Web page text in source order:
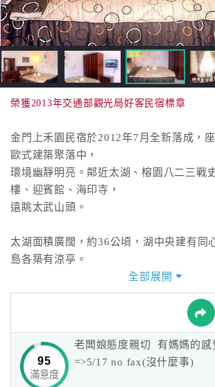
直
接
跟
飯
店
訂
HOT
特
色
民
球
網
榮獲2013年交通部觀光局好客民宿標章
金門上禾園民宿於2012年7月全新落成，
歐式建築聚落中，
環境幽靜明亮。鄰近太湖、榕園八二三戰
樓、迎賓館、海印寺，
遠眺太武山頭。
太湖面積廣闊，約36公頃，湖中央建有同
島各築有涼亭。
置身上禾園民宿，可以坐擁湖光山水，如
勝景之中。
「上禾園」意涵上好的園地，主人待人溫
以自己使用的角度思考選用民宿設備用品
是為了帶給來金門的遊客們，
給自己、家人或好友共同分享的空間，感
全部展開
95
滿意度
老闆娘態度親切 有媽媽的感
=>5/17 no fax(沒什麼事)